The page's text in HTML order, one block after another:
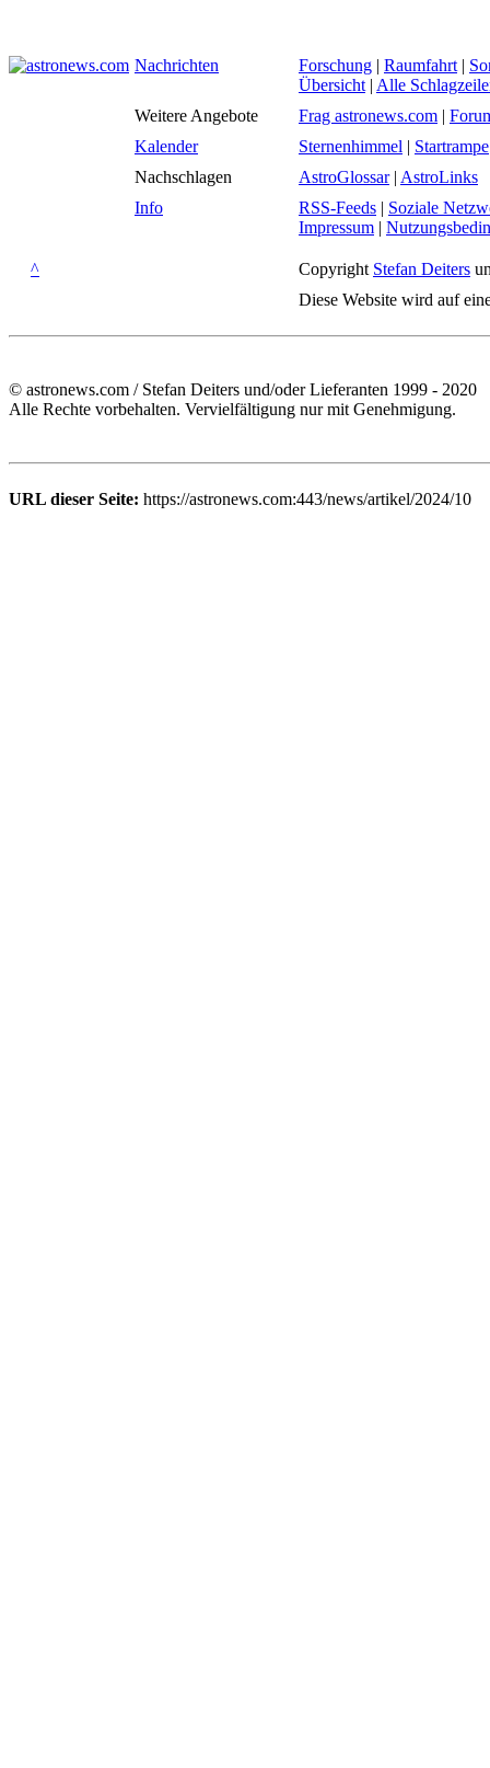
Nachrichten Forschung | Raumfahrt |
Übersicht | Alle
Weitere Angebote
Frag astronews.com |
Kalender
Sternenhimmel | Startrampe
Nachschlagen
AstroGlossar| AstroLinks
Info
RSS-Feeds | Soziale
Impressum |
^ Copyright Stefan Deiters
Diese Website wird auf
© astronews.com / Stefan Deiters und/oder Lieferanten 1999 - 2020
Alle Rechte vorbehalten. Vervielfältigung nur mit Genehmigung.
URL dieser Seite: https://astronews.com:443/news/artikel/2024/10